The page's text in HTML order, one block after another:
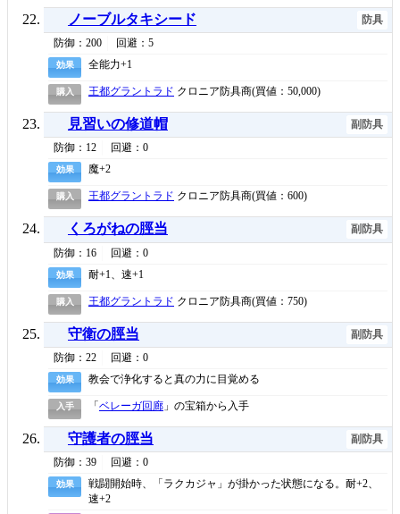
ノーブルタキシード
防具
防御：200
回避：5
効果 全能力+1
購入 王都グラントラド クロニア防具商(買値：50,000)
見習いの修道帽
副防具
防御：12
回避：0
効果 魔+2
購入 王都グラントラド クロニア防具商(買値：600)
くろがねの脛当
副防具
防御：16
回避：0
効果 耐+1、速+1
購入 王都グラントラド クロニア防具商(買値：750)
守衛の脛当
副防具
防御：22
回避：0
効果 教会で浄化すると真の力に目覚める
入手 「ベレーガ回廊 」の宝箱から入手
守護者の脛当
副防具
防御：39
回避：0
効果
戦闘開始時、「ラクカジャ」が掛かった状態になる。耐+2、
速+2